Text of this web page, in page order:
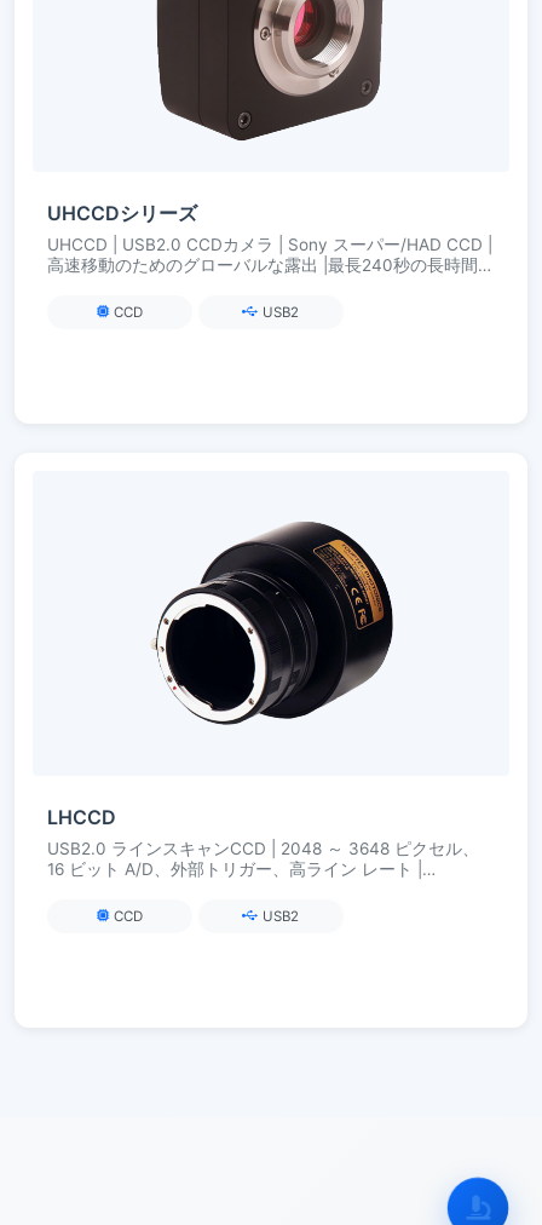
UHCCDシリーズ
UHCCD | USB2.0 CCDカメラ | Sony スーパー/HAD CCD |
高速移動のためのグローバルな露出 |最長240秒の長時間露
CCD USB2
LHCCD
USB2.0 ラインスキャンCCD | 2048 ～ 3648 ピクセル、
16 ビット A/D、外部トリガー、高ライン レート |
CCD USB2